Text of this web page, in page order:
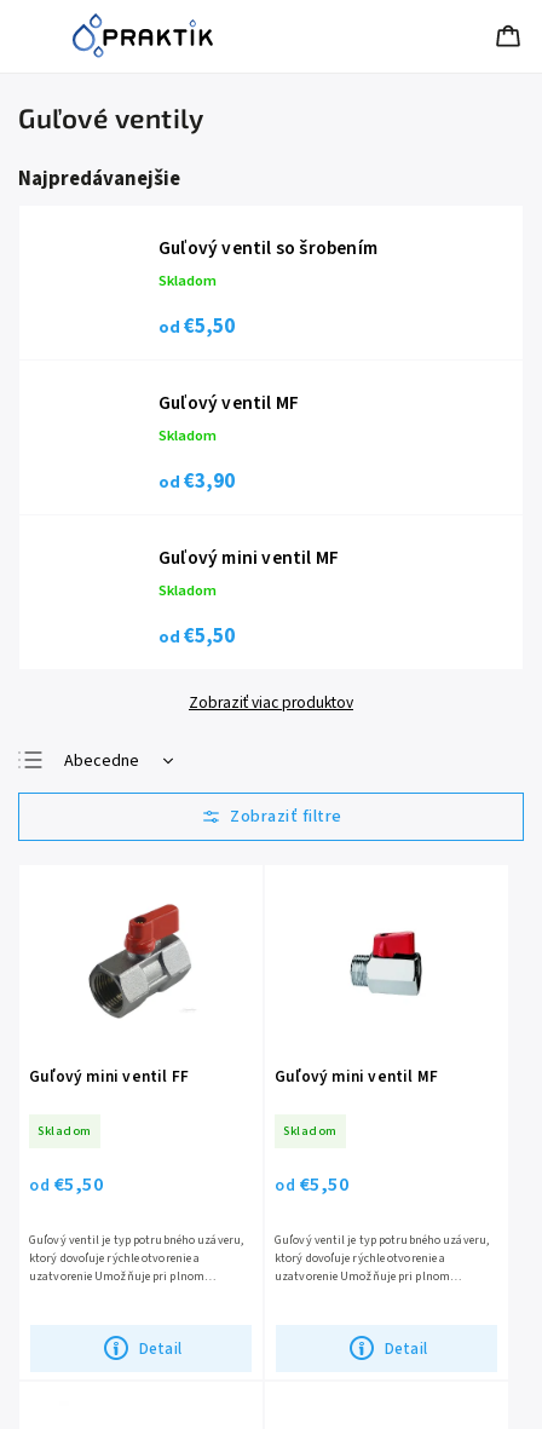
Guľové ventily
Najpredávanejšie
Guľový ventil so šrobením
Skladom
od €5,50
Guľový ventil MF
Skladom
od €3,90
Guľový mini ventil MF
Skladom
od €5,50
Zobraziť viac produktov
Abecedne
Najlacnejšie
Najdrahšie
Guľový mini ventil FF
Skladom
od €5,50
Detail
Guľový ventil je typ potrubného uzáveru,
ktorý dovoľuje rýchle otvorenie a
uzatvorenie Umožňuje pri plnom
Guľový mini ventil MF
Skladom
od €5,50
Detail
Guľový ventil je typ potrubného uzáveru,
ktorý dovoľuje rýchle otvorenie a
uzatvorenie Umožňuje pri plnom